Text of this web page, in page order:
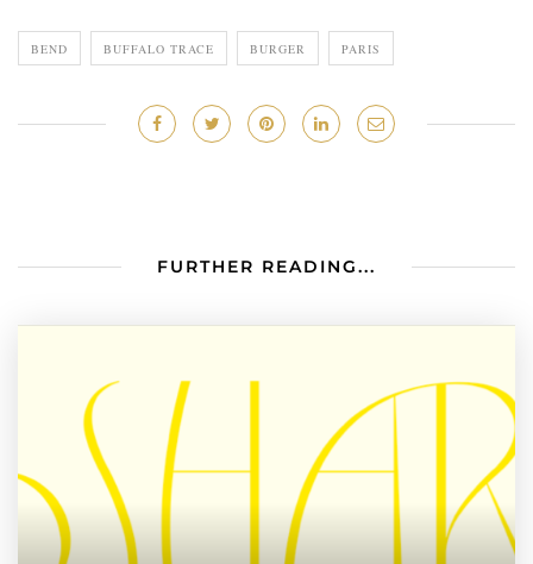
BEND BUFFALO TRACE BURGER PARIS
FURTHER READING...